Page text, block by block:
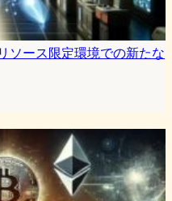
ソース限定環境での新たな